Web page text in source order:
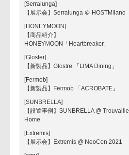
[Serralunga]
【展示会】Serralunga ＠ HOSTMilano
[HONEYMOON]
【商品紹介】
HONEYMOON「Heartbreaker」
[Gloster]
【新製品】Glostre 「LIMA Dining」
[Fermob]
【新製品】Fermob 「ACROBATE」
[SUNBRELLA]
【設置事例】SUNBRELLA @ Trouvaille
Home
[Extremis]
【展示会】Extremis @ NeoCon 2021